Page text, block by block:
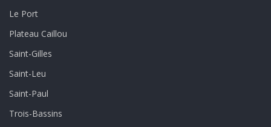
Le Port
Plateau Caillou
Saint-Gilles
Saint-Leu
Saint-Paul
Trois-Bassins